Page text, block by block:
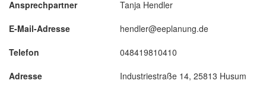
Ansprechpartner
E-Mail-Adresse
Telefon
Adresse
Tanja Hendler
hendler@eeplanung.de
048419810410
Industriestraße 14, 25813 Husum